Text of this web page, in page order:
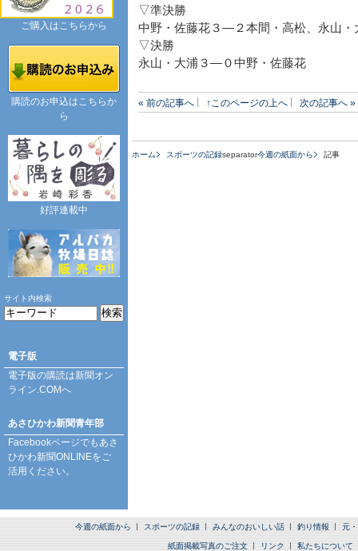
▽準決勝
中野・佐藤花３―２本間・高松、永山
▽決勝
永山・大浦３―０中野・佐藤花
« 前の記事へ ↑このページの上へ 次の記事へ »
ホーム スポーツの記録separator今週の紙面から 記事
ご購入はこちらから
購読のお申込はこちらか
ら
好評連載中
サイト内検索
電子版
電子版の購読は新聞オン
ライン.COMへ
あさひかわ新聞青年部
Facebookページでもあさ
ひかわ新聞ONLINEをご
活用ください。
今週の紙面から スポーツの記録 みんなのおいしい話 釣り情報 元
紙面掲載写真のご注文 リンク 私たちについて